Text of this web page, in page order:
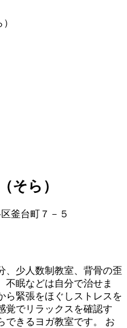
そら）
釜台町７－５
、少人数制教室、背骨の歪
不眠などは自分で治せま
ら緊張をほぐしストレスを
覚でリラックスを確認す
できるヨガ教室です。 お